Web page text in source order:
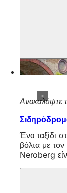
Ανακαλύψτε
Ένα ταξίδι
βόλτα με
Neroberg